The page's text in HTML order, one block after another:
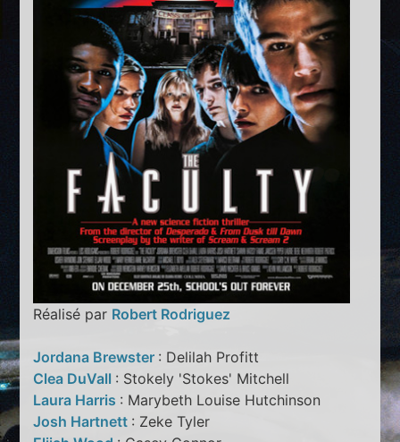
Réalisé par Robert Rodriguez
Jordana Brewster : Delilah Profitt
Clea DuVall : Stokely 'Stokes' Mitchell
Laura Harris : Marybeth Louise Hutchinson
Josh Hartnett : Zeke Tyler